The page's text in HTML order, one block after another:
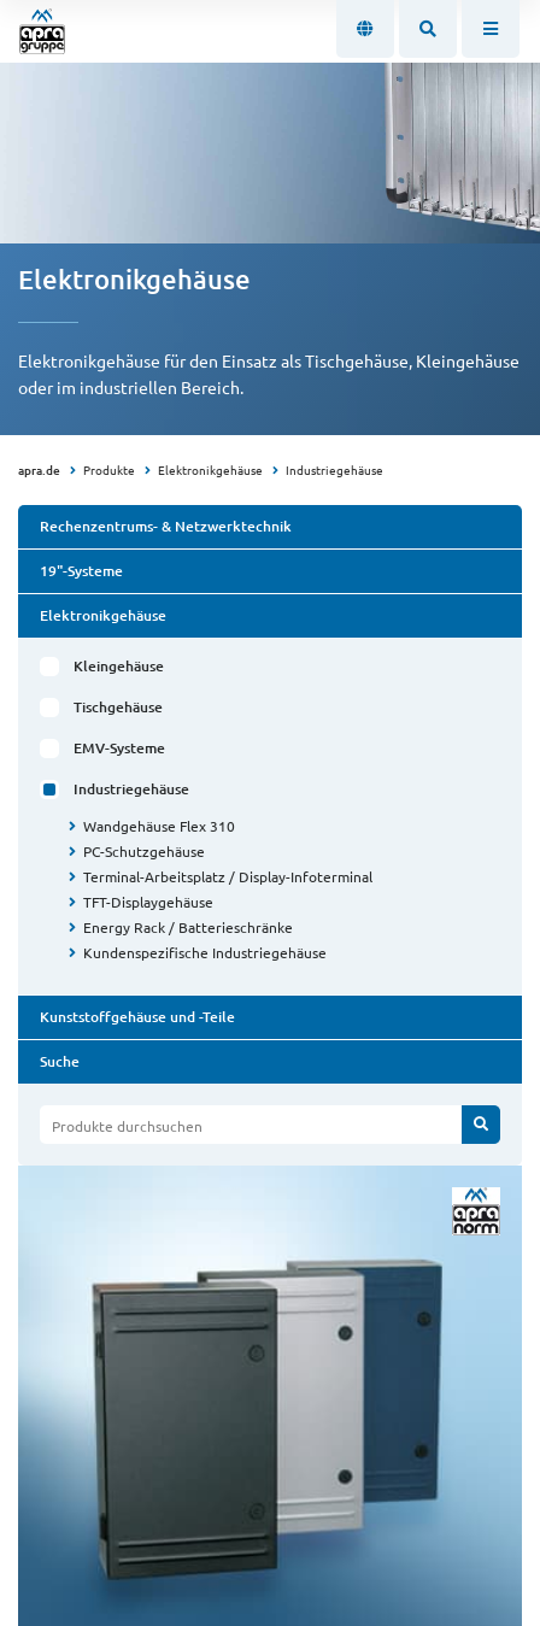
Elektronikgehäuse
Elektronikgehäuse für den Einsatz als Tischgehäuse, Kleingehäuse
oder im industriellen Bereich.
apra.de Produkte Elektronikgehäuse Industriegehäuse
Rechenzentrums- & Netzwerktechnik
19"-Systeme
Elektronikgehäuse
Kleingehäuse
Tischgehäuse
EMV-Systeme
Industriegehäuse
Wandgehäuse Flex 310
PC-Schutzgehäuse
Terminal-Arbeitsplatz / Display-Infoterminal
TFT-Displaygehäuse
Energy Rack / Batterieschränke
Kundenspezifische Industriegehäuse
Kunststoffgehäuse und -Teile
Suche
Produkte durchsuchen